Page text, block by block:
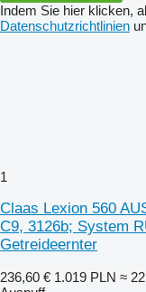
Indem Sie hier klicken,
Datenschutzrichtlinien
1
Claas Lexion 560
C9, 3126b; System
Getreideernter
236,60 € 1.019 PLN ≈